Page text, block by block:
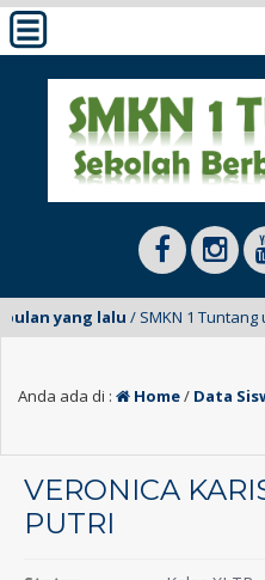
yang lalu/ SMKN 1 Tuntang
Anda ada di : Home/ Data
VERONICA
PUTRI